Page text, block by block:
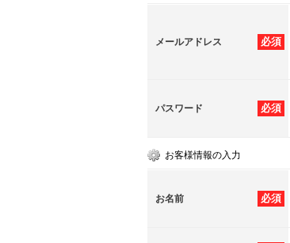
必須
メールアドレス
必須
パスワード
お客様情報の入力
必須
お名前